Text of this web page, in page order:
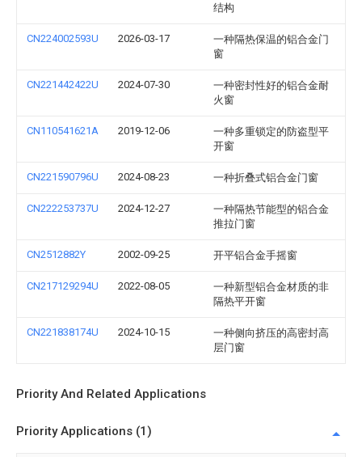
结构
CN224002593U 2026-03-17
一种隔热保温的铝合金门
窗
CN221442422U 2024-07-30
一种密封性好的铝合金耐
火窗
CN110541621A 2019-12-06
一种多重锁定的防盗型平
开窗
CN221590796U 2024-08-23 一种折叠式铝合金门窗
CN222253737U 2024-12-27
一种隔热节能型的铝合金
推拉门窗
CN2512882Y 2002-09-25 开平铝合金手摇窗
CN217129294U 2022-08-05
一种新型铝合金材质的非
隔热平开窗
CN221838174U 2024-10-15
一种侧向挤压的高密封高
层门窗
Priority And Related Applications
Priority Applications (1)